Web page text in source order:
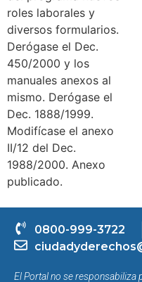
roles laborales y
diversos formularios.
Derógase el Dec.
450/2000 y los
manuales anexos al
mismo. Derógase el
Dec. 1888/1999.
Modifícase el anexo
II/12 del Dec.
1988/2000. Anexo
publicado.
0800-999-3722
El Portal no se responsabiliza